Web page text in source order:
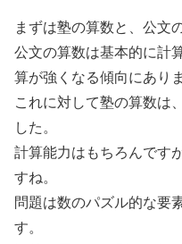
まずは塾の算数と、公文
公文の算数は基本的に計
算が強くなる傾向にありま
これに対して塾の算数は
した。
計算能力はもちろんです
すね。
問題は数のパズル的な要
す。